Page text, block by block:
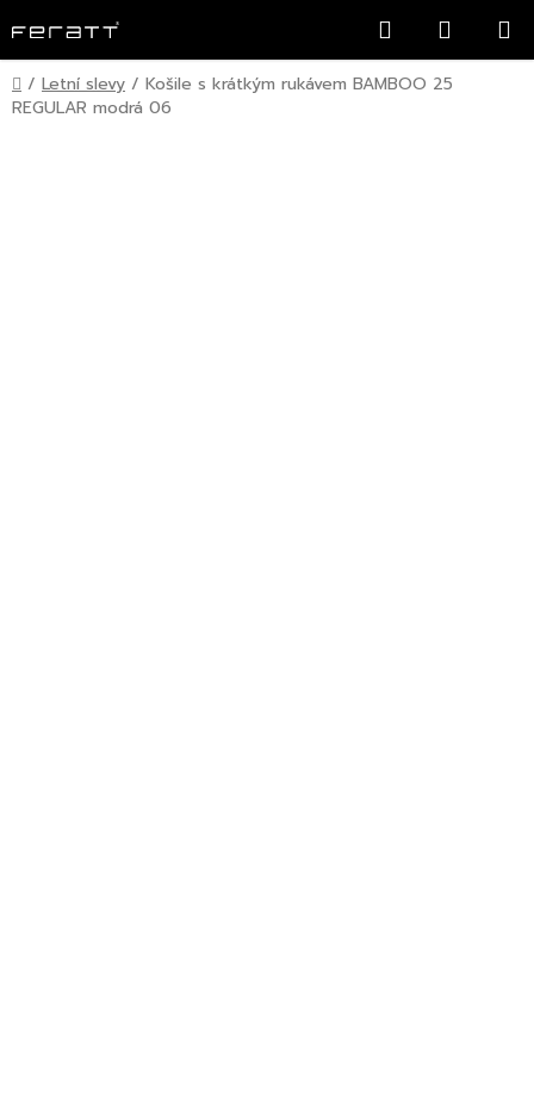
na
obsah
Hledat
KOŠÍK
Domů
/ Letní slevy / Košile s krátkým rukávem BAMBOO 25
REGULAR modrá 06